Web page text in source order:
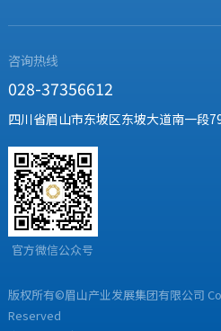
咨询热线
028-37356612
四川省眉山市东坡区东坡大道南一段
官方微信公众号
版权所有©眉山产业发展集团有限公司
Reserved